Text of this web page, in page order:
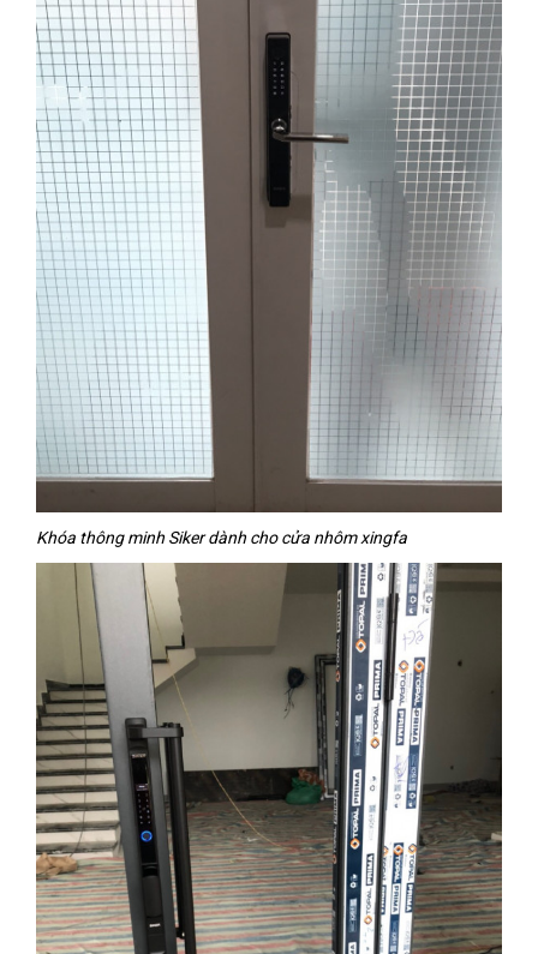
Khóa thông minh Siker dành cho cửa nhôm xingfa